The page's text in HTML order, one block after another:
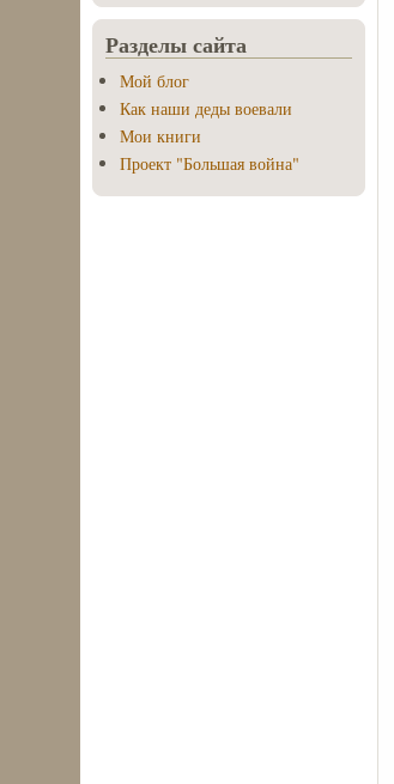
Разделы сайта
Мой блог
Как наши деды воевали
Мои книги
Проект "Большая война"